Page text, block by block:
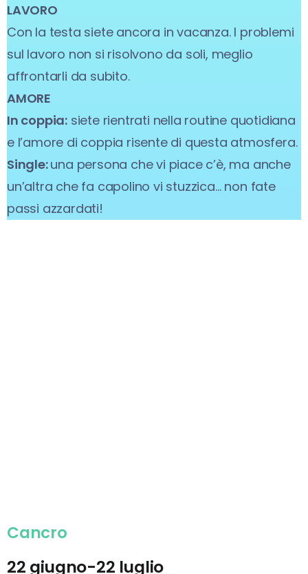
LAVORO
Con la testa siete ancora in vacanza. I problemi
sul lavoro non si risolvono da soli, meglio
affrontarli da subito.
AMORE
In coppia: siete rientrati nella routine quotidiana
e l’amore di coppia risente di questa atmosfera.
Single:una persona che vi piace c’è, ma anche
un’altra che fa capolino vi stuzzica… non fate
passi azzardati!
Cancro
22 giugno-22 luglio